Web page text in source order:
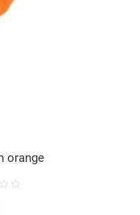
orange